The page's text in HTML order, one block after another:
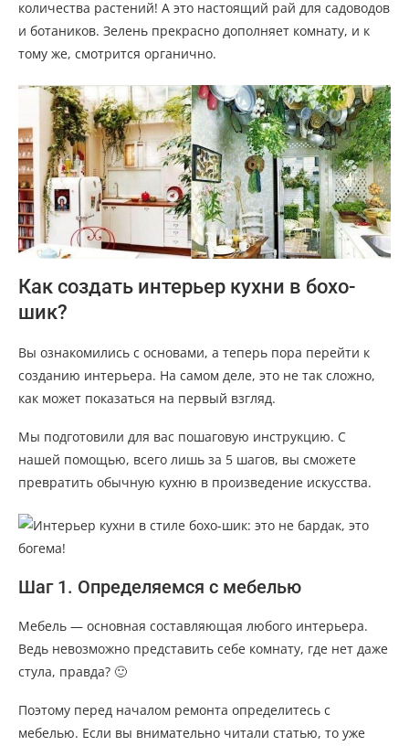
количества растений! А это настоящий рай для садоводов
и ботаников. Зелень прекрасно дополняет комнату, и к
тому же, смотрится органично.
Как создать интерьер кухни в бохо-
шик?
Вы ознакомились с основами, а теперь пора перейти к
созданию интерьера. На самом деле, это не так сложно,
как может показаться на первый взгляд.
Мы подготовили для вас пошаговую инструкцию. С
нашей помощью, всего лишь за 5 шагов, вы сможете
превратить обычную кухню в произведение искусства.
Шаг 1. Определяемся с мебелью
Мебель — основная составляющая любого интерьера.
Ведь невозможно представить себе комнату, где нет даже
стула, правда? 🙂
Поэтому перед началом ремонта определитесь с
мебелью. Если вы внимательно читали статью, то уже